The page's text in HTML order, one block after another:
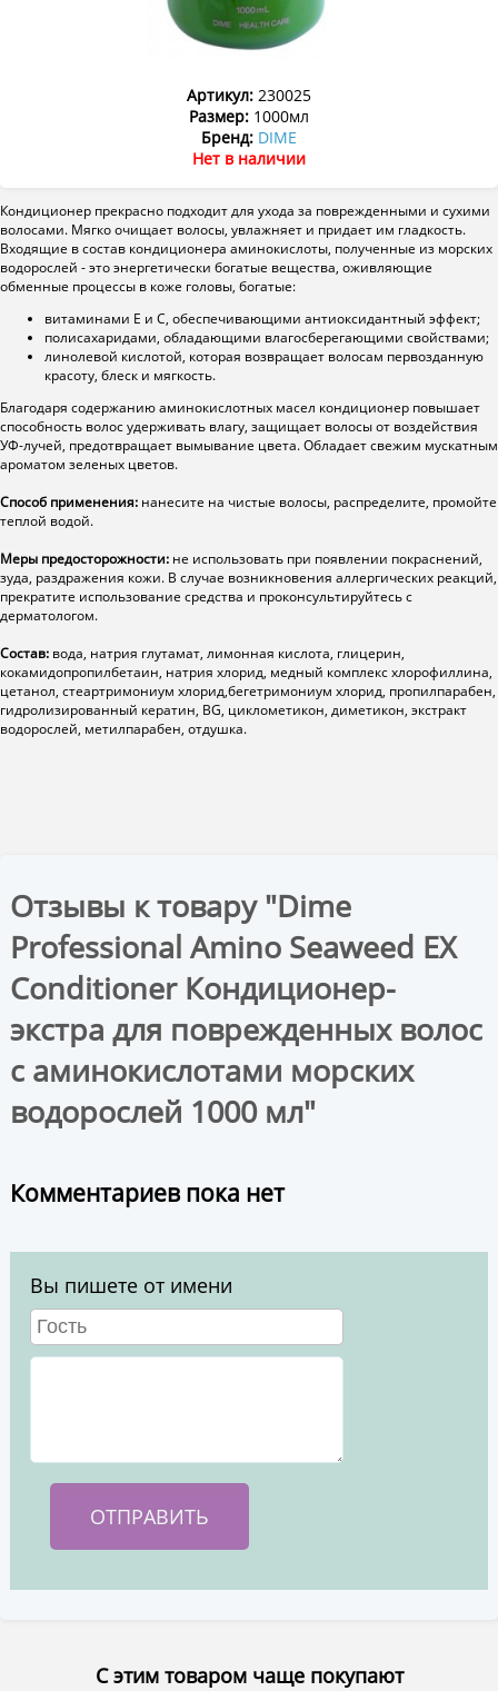
Артикул:230025
Размер:1000мл
Бренд: DIME
Нет в наличии
Кондиционер прекрасно подходит для ухода за поврежденными и сухими
волосами. Мягко очищает волосы, увлажняет и придает им гладкость.
Входящие в состав кондиционера аминокислоты, полученные из морских
водорослей - это энергетически богатые вещества, оживляющие
обменные процессы в коже головы, богатые:
витаминами Е и С, обеспечивающими антиоксидантный эффект;
полисахаридами, обладающими влагосберегающими свойствами;
линолевой кислотой, которая возвращает волосам первозданную
красоту, блеск и мягкость.
Благодаря содержанию аминокислотных масел кондиционер повышает
способность волос удерживать влагу, защищает волосы от воздействия
УФ-лучей, предотвращает вымывание цвета. Обладает свежим мускатным
ароматом зеленых цветов.
Способ применения: нанесите на чистые волосы, распределите, промойте
теплой водой.
Меры предосторожности: не использовать при появлении покраснений,
зуда, раздражения кожи. В случае возникновения аллергических реакций,
прекратите использование средства и проконсультируйтесь с
дерматологом.
Состав: вода, натрия глутамат, лимонная кислота, глицерин,
кокамидопропилбетаин, натрия хлорид, медный комплекс хлорофиллина,
цетанол, стеартримониум хлорид,бегетримониум хлорид, пропилпарабен,
гидролизированный кератин, BG, циклометикон, диметикон, экстракт
водорослей, метилпарабен, отдушка.
Отзывы к товару "Dime
Professional Amino Seaweed EX
Conditioner Кондиционер-
экстра для поврежденных волос
с аминокислотами морских
водорослей 1000 мл"
Комментариев пока нет
Вы пишете от имени
С этим товаром чаще покупают